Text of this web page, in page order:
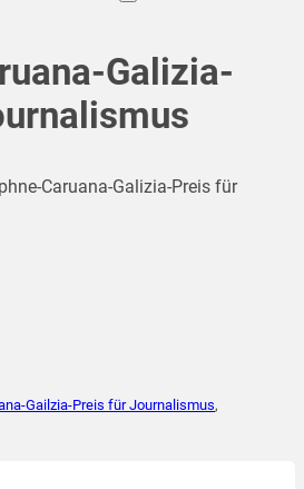
Galizia-
Caruana-Galizia-Preis für
Gailzia-Preis für Journalismus,